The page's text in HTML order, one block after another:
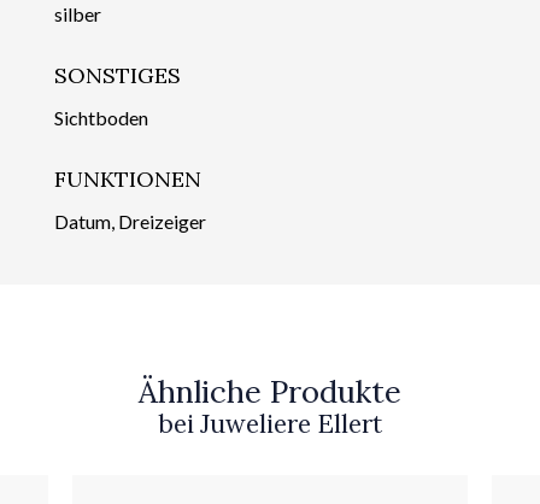
silber
SONSTIGES
Sichtboden
FUNKTIONEN
Datum, Dreizeiger
Ähnliche Produkte
bei Juweliere Ellert